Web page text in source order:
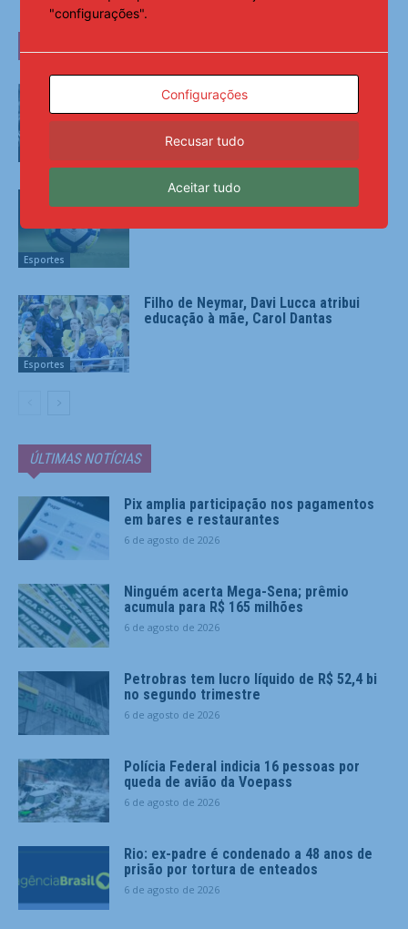
Morre Geraldão, artilheiro do
Corinthians na conquista do Paulista
de 1977
Esportes
Sem intrusos e sem 0 a 0, Copa do
Brasil vira mata-mata da Série A
Esportes
Filho de Neymar, Davi Lucca atribui
educação à mãe, Carol Dantas
ÚLTIMAS NOTÍCIAS
Pix amplia participação nos pagamentos
em bares e restaurantes
6 de agosto de 2026
Ninguém acerta Mega-Sena; prêmio
acumula para R$ 165 milhões
6 de agosto de 2026
Petrobras tem lucro líquido de R$ 52,4 bi
no segundo trimestre
6 de agosto de 2026
Polícia Federal indicia 16 pessoas por
queda de avião da Voepass
6 de agosto de 2026
Rio: ex-padre é condenado a 48 anos de
prisão por tortura de enteados
6 de agosto de 2026
"configurações".
Configurações
Recusar tudo
Aceitar tudo